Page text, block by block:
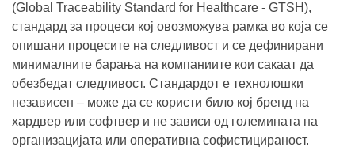
(Global Traceability Standard for Healthcare - GTSH),
стандард за процеси кој овозможува рамка во која се
опишани процесите на следливост и се дефинирани
минималните барања на компаниите кои сакаат да
обезбедат следливост. Стандардот е технолошки
независен – може да се користи било кој бренд на
хардвер или софтвер и не зависи од големината на
организацијата или оперативна софистицираност.